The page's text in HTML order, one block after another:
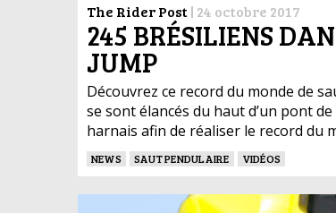
The Rider Post| 24 octobre 2017
245 BRÉSILIENS
JUMP
Découvrez ce record du monde de
se sont élancés du haut d’un pont
harnais afin de réaliser le record du
NEWS SAUT PENDULAIRE VIDÉOS